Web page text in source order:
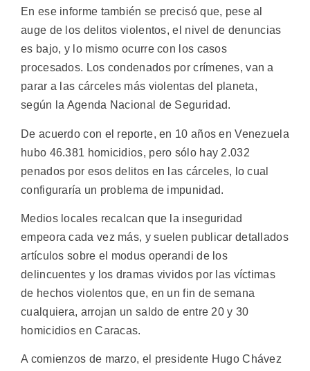
En ese informe también se precisó que, pese al
auge de los delitos violentos, el nivel de denuncias
es bajo, y lo mismo ocurre con los casos
procesados. Los condenados por crímenes, van a
parar a las cárceles más violentas del planeta,
según la Agenda Nacional de Seguridad.
De acuerdo con el reporte, en 10 años en Venezuela
hubo 46.381 homicidios, pero sólo hay 2.032
penados por esos delitos en las cárceles, lo cual
configuraría un problema de impunidad.
Medios locales recalcan que la inseguridad
empeora cada vez más, y suelen publicar detallados
artículos sobre el modus operandi de los
delincuentes y los dramas vividos por las víctimas
de hechos violentos que, en un fin de semana
cualquiera, arrojan un saldo de entre 20 y 30
homicidios en Caracas.
A comienzos de marzo, el presidente Hugo Chávez